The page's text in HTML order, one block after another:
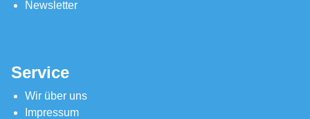
Newsletter
Service
Wir über uns
Impressum